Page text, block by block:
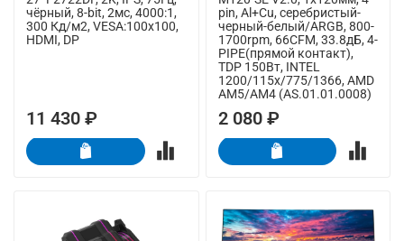
чёрный, 8-bit, 2мс, 4000:1,
300 Кд/м2, VESA:100x100,
HDMI, DP
11 430 ₽
pin, Al+Cu, серебристый-
черный-белый/ARGB, 800-
1700rpm, 66CFM, 33.8дБ, 4-
PIPE(прямой контакт),
TDP 150Вт, INTEL
1200/115x/775/1366, AMD
AM5/AM4 (AS.01.01.0008)
2 080 ₽